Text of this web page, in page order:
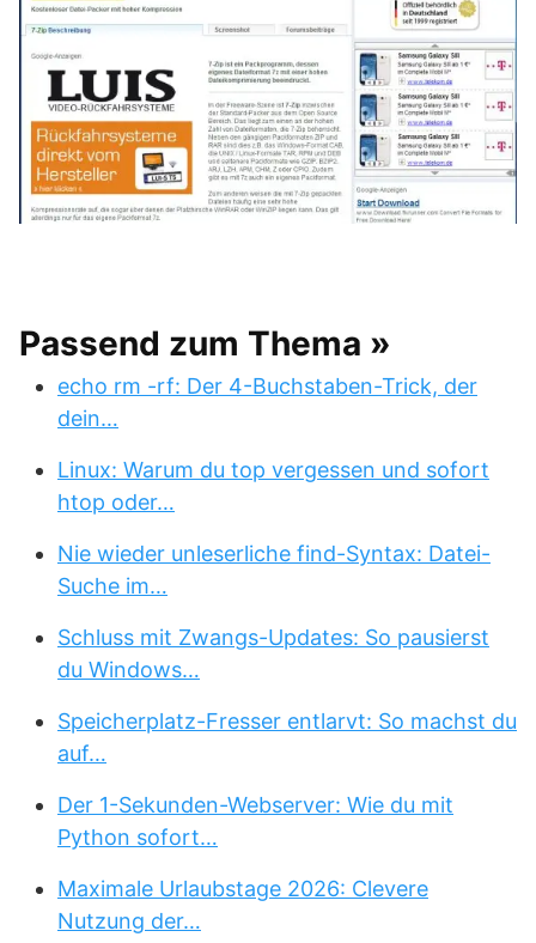
Passend zum Thema »
echo rm -rf: Der 4-Buchstaben-Trick, der
dein…
Linux: Warum du top vergessen und sofort
htop oder…
Nie wieder unleserliche find-Syntax: Datei-
Suche im…
Schluss mit Zwangs-Updates: So pausierst
du Windows…
Speicherplatz-Fresser entlarvt: So machst du
auf…
Der 1-Sekunden-Webserver: Wie du mit
Python sofort…
Maximale Urlaubstage 2026: Clevere
Nutzung der…